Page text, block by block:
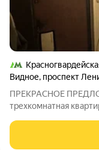
Видное, проспект
ПРЕКРАСНОЕ
трехкомнатная
Ленинского
панельного дома с